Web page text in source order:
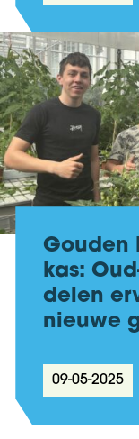
Gouden
kas:
delen
nieuwe
09-05-2025